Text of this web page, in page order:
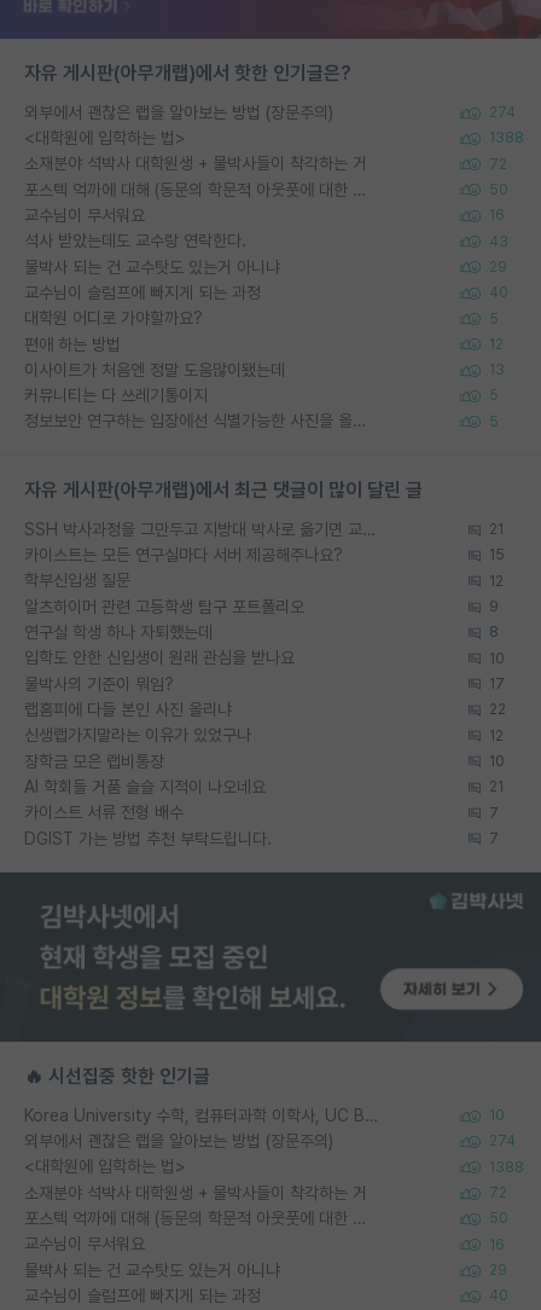
자유 게시판(아무개랩)에서 핫한 인기글은?
외부에서 괜찮은 랩을 알아보는 방법 (장문주의) 274
<대학원에 입학하는 법> 1388
소재분야 석박사 대학원생 + 물박사들이 착각하는 거 72
포스텍 억까에 대해 (동문의 학문적 아웃풋에 대한 반박) 50
교수님이 무서워요 16
석사 받았는데도 교수랑 연락한다. 43
물박사 되는 건 교수탓도 있는거 아니냐 29
교수님이 슬럼프에 빠지게 되는 과정 40
대학원 어디로 가야할까요? 5
편애 하는 방법 12
이사이트가 처음엔 정말 도움많이됐는데 13
커뮤니티는 다 쓰레기통이지 5
정보보안 연구하는 입장에선 식별가능한 사진을 올리는건 비추이긴함 5
자유 게시판(아무개랩)에서 최근 댓글이 많이 달린 글
SSH 박사과정을 그만두고 지방대 박사로 옮기면 교수의 꿈은 끝일까요? 21
카이스트는 모든 연구실마다 서버 제공해주나요? 15
학부신입생 질문 12
알츠하이머 관련 고등학생 탐구 포트폴리오 9
연구실 학생 하나 자퇴했는데 8
입학도 안한 신입생이 원래 관심을 받나요 10
물박사의 기준이 뭐임? 17
랩홈피에 다들 본인 사진 올리냐 22
신생랩가지말라는 이유가 있었구나 12
장학금 모은 랩비통장 10
AI 학회들 거품 슬슬 지적이 나오네요 21
카이스트 서류 전형 배수 7
DGIST 가는 방법 추천 부탁드립니다. 7
🔥 시선집중 핫한 인기글
Korea University 수학, 컴퓨터과학 이학사, UC Berkeley 산업공학 대학원 공학박사가 되는 것은 쉽지 않겠죠? 10
외부에서 괜찮은 랩을 알아보는 방법 (장문주의) 274
<대학원에 입학하는 법> 1388
소재분야 석박사 대학원생 + 물박사들이 착각하는 거 72
포스텍 억까에 대해 (동문의 학문적 아웃풋에 대한 반박) 50
교수님이 무서워요 16
물박사 되는 건 교수탓도 있는거 아니냐 29
교수님이 슬럼프에 빠지게 되는 과정 40